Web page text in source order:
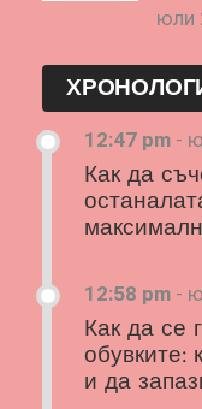
юли
12:47 pm -
Как да
12:58 pm -
Как да се
обувките:
и да